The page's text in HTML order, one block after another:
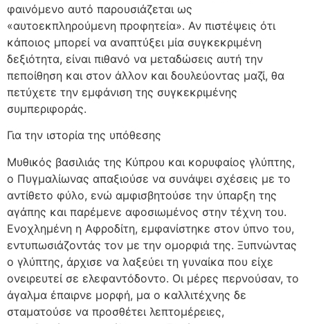
φαινόμενο αυτό παρουσιάζεται ως
«αυτοεκπληρούμενη προφητεία». Αν πιστέψεις ότι
κάποιος μπορεί να αναπτύξει μία συγκεκριμένη
δεξιότητα, είναι πιθανό να μεταδώσεις αυτή την
πεποίθηση και στον άλλον και δουλεύοντας μαζί, θα
πετύχετε την εμφάνιση της συγκεκριμένης
συμπεριφοράς.
Για την ιστορία της υπόθεσης
Μυθικός βασιλιάς της Κύπρου και κορυφαίος γλύπτης,
ο Πυγμαλίωνας απαξιούσε να συνάψει σχέσεις με το
αντίθετο φύλο, ενώ αμφισβητούσε την ύπαρξη της
αγάπης και παρέμενε αφοσιωμένος στην τέχνη του.
Ενοχλημένη η Αφροδίτη, εμφανίστηκε στον ύπνο του,
εντυπωσιάζοντάς τον με την ομορφιά της. Ξυπνώντας
ο γλύπτης, άρχισε να λαξεύει τη γυναίκα που είχε
ονειρευτεί σε ελεφαντόδοντο. Οι μέρες περνούσαν, το
άγαλμα έπαιρνε μορφή, μα ο καλλιτέχνης δε
σταματούσε να προσθέτει λεπτομέρειες,